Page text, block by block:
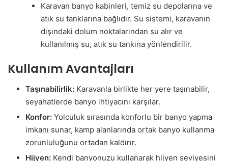
Karavan banyo kabinleri, temiz su depolarına ve
atık su tanklarına bağlıdır. Su sistemi, karavanın
dışındaki dolum noktalarından su alır ve
kullanılmış su, atık su tankına yönlendirilir.
Kullanım Avantajları
Taşınabilirlik: Karavanla birlikte her yere taşınabilir,
seyahatlerde banyo ihtiyacını karşılar.
Konfor: Yolculuk sırasında konforlu bir banyo yapma
imkanı sunar, kamp alanlarında ortak banyo kullanma
zorunluluğunu ortadan kaldırır.
Hijyen: Kendi banyonuzu kullanarak hijyen seviyesini